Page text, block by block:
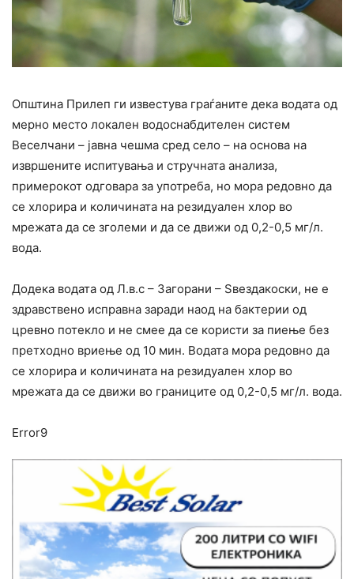
Општина Прилеп ги известува граѓаните дека водата од
мерно место локален водоснабдителен систем
Веселчани – јавна чешма сред село – на основа на
извршените испитувања и стручната анализа,
примерокот одговара за употреба, но мора редовно да
се хлорира и количината на резидуален хлор во
мрежата да се зголеми и да се движи од 0,2-0,5 мг/л.
вода.
Додека водата од Л.в.с – Загорани – Ѕвездакоски, не е
здравствено исправна заради наод на бактерии од
цревно потекло и не смее да се користи за пиење без
претходно вриење од 10 мин. Водата мора редовно да
се хлорира и количината на резидуален хлор во
мрежата да се движи во границите од 0,2-0,5 мг/л. вода.
Error9